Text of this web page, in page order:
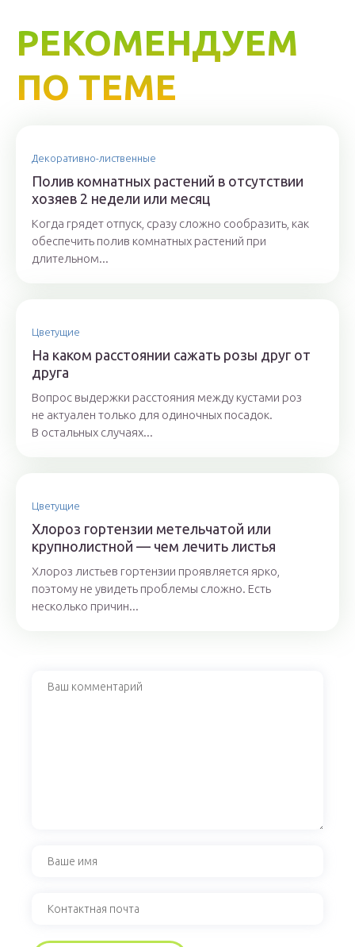
РЕКОМЕНДУЕМ
ПО ТЕМЕ
Декоративно-лиственные
Полив комнатных растений в отсутствии
хозяев 2 недели или месяц
Когда грядет отпуск, сразу сложно сообразить, как
обеспечить полив комнатных растений при
длительном...
Цветущие
На каком расстоянии сажать розы друг от
друга
Вопрос выдержки расстояния между кустами роз
не актуален только для одиночных посадок.
В остальных случаях...
Цветущие
Хлороз гортензии метельчатой или
крупнолистной — чем лечить листья
Хлороз листьев гортензии проявляется ярко,
поэтому не увидеть проблемы сложно. Есть
несколько причин...